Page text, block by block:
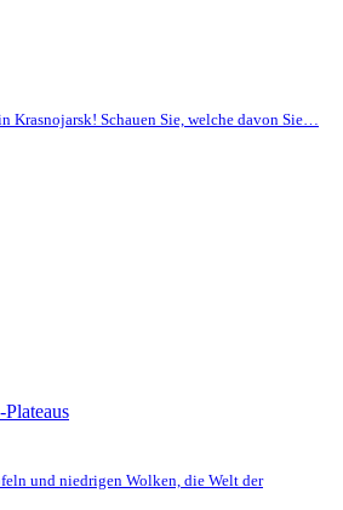
Krasnojarsk! Schauen Sie, welche davon Sie…
Plateaus
und niedrigen Wolken, die Welt der